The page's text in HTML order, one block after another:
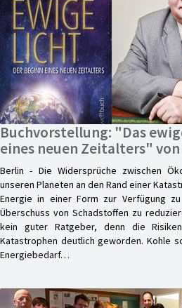
Buchvorstellung: "Das
eines neuen Zeitalters"
Berlin - Die Widersprüche zwischen
unseren Planeten an den Rand einer
Energie in einer Form zur Verfügung
Überschuss von Schadstoffen zu
kein guter Ratgeber, denn die
Katastrophen deutlich geworden. Kohle
Energiebedarf…